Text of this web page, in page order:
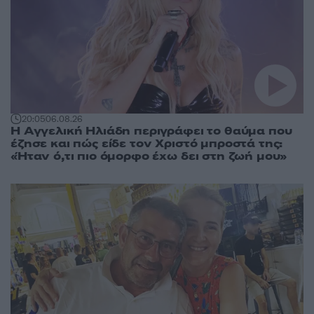
20:0506.08.26
Η Αγγελική Ηλιάδη περιγράφει το θαύμα που
έζησε και πώς είδε τον Χριστό μπροστά της:
«Ήταν ό,τι πιο όμορφο έχω δει στη ζωή μου»